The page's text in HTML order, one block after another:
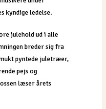
kyndige ledelse.
julehold ud i alle
breder sig fra
pyntede juletræer,
pejs og
læser årets